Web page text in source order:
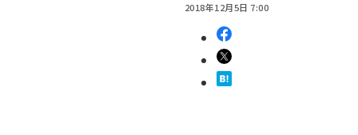
2018年12月5日 7:00